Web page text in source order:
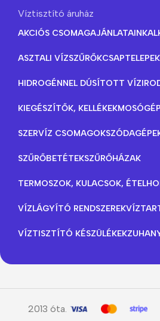
Víztisztító áruház
AKCIÓS CSOMAGAJÁNLATAINK
ASZTALI VÍZSZŰRŐKCSAPTELEPEK
HIDROGÉNNEL DÚSÍTOTT VÍZ
KIEGÉSZÍTŐK, KELLÉKEK
SZERVÍZ CSOMAGOK
SZŰRŐBETÉTEKSZŰRŐHÁZAK
TERMOSZOK, KULACSOK,
VÍZLÁGYÍTÓ RENDSZEREK
VÍZTISZTÍTÓ KÉSZÜLÉKEK
2013 óta.